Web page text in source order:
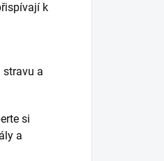
k
stravu a
si
a